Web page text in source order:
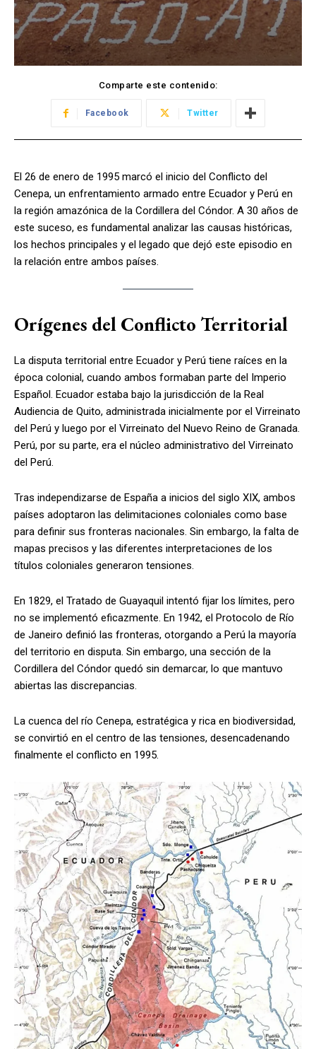
Comparte este contenido:
Facebook Twitter
El 26 de enero de 1995 marcó el inicio del Conflicto del
Cenepa, un enfrentamiento armado entre Ecuador y Perú en
la región amazónica de la Cordillera del Cóndor. A 30 años de
este suceso, es fundamental analizar las causas históricas,
los hechos principales y el legado que dejó este episodio en
la relación entre ambos países.
Orígenes del Conflicto Territorial
La disputa territorial entre Ecuador y Perú tiene raíces en la
época colonial, cuando ambos formaban parte del Imperio
Español. Ecuador estaba bajo la jurisdicción de la Real
Audiencia de Quito, administrada inicialmente por el Virreinato
del Perú y luego por el Virreinato del Nuevo Reino de Granada.
Perú, por su parte, era el núcleo administrativo del Virreinato
del Perú.
Tras independizarse de España a inicios del siglo XIX, ambos
países adoptaron las delimitaciones coloniales como base
para definir sus fronteras nacionales. Sin embargo, la falta de
mapas precisos y las diferentes interpretaciones de los
títulos coloniales generaron tensiones.
En 1829, el Tratado de Guayaquil intentó fijar los límites, pero
no se implementó eficazmente. En 1942, el Protocolo de Río
de Janeiro definió las fronteras, otorgando a Perú la mayoría
del territorio en disputa. Sin embargo, una sección de la
Cordillera del Cóndor quedó sin demarcar, lo que mantuvo
abiertas las discrepancias.
La cuenca del río Cenepa, estratégica y rica en biodiversidad,
se convirtió en el centro de las tensiones, desencadenando
finalmente el conflicto en 1995.